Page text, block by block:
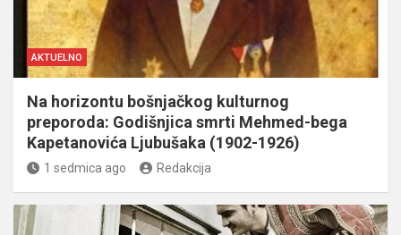
AKTUELNO
Na horizontu bošnjačkog kulturnog
preporoda: Godišnjica smrti Mehmed-bega
Kapetanovića Ljubušaka (1902-1926)
1 sedmica ago Redakcija